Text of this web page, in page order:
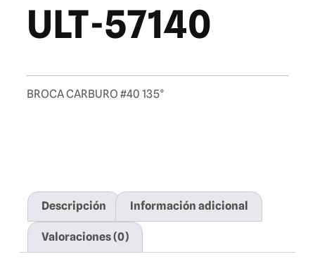
ULT-57140
BROCA CARBURO #40 135°
Descripción Información adicional
Valoraciones (0)